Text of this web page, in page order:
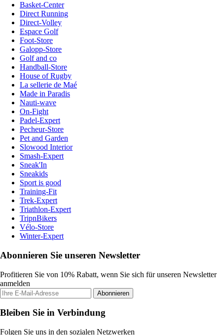
Basket-Center
Direct Running
Direct-Volley
Espace Golf
Foot-Store
Galopp-Store
Golf and co
Handball-Store
House of Rugby
La sellerie de Maé
Made in Paradis
Nauti-wave
On-Fight
Padel-Expert
Pecheur-Store
Pet and Garden
Slowood Interior
Smash-Expert
Sneak'In
Sneakids
Sport is good
Training-Fit
Trek-Expert
Triathlon-Expert
TripnBikers
Vélo-Store
Winter-Expert
Abonnieren Sie unseren Newsletter
Profitieren Sie von 10% Rabatt, wenn Sie sich für unseren Newsletter
anmelden
Abonnieren
Bleiben Sie in Verbindung
Folgen Sie uns in den sozialen Netzwerken